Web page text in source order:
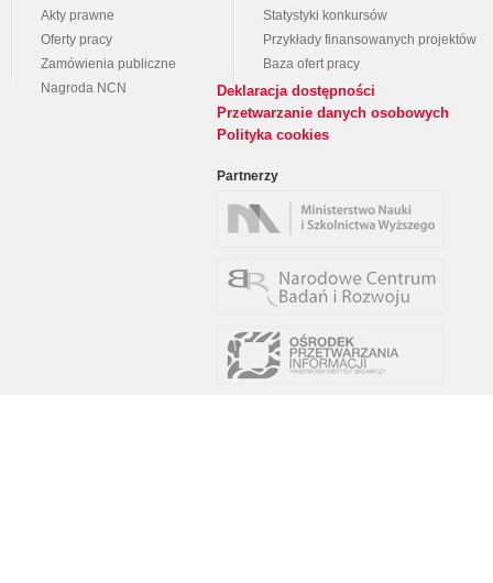
Akty prawne
Oferty pracy
Zamówienia publiczne
Nagroda NCN
Statystyki konkursów
Przykłady finansowanych projektów
Baza ofert pracy
Deklaracja dostępności
Przetwarzanie danych osobowych
Polityka cookies
Partnerzy